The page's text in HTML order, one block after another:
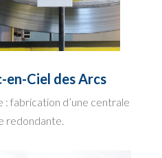
en-Ciel des Arcs
: fabrication d’une centrale
redondante.